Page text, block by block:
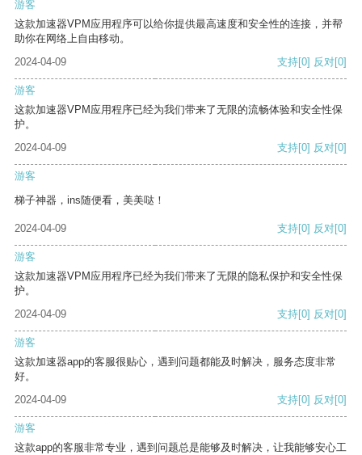
游客
这款加速器VPM应用程序可以给你提供最高速度和安全性的连接，并帮
助你在网络上自由移动。
2024-04-09
支持[0] 反对[0]
游客
这款加速器VPM应用程序已经为我们带来了无限的流畅体验和安全性保
护。
2024-04-09
支持[0] 反对[0]
游客
梯子神器，ins随便看，美美哒！
2024-04-09 支持[0] 反对[0]
游客
这款加速器VPM应用程序已经为我们带来了无限的隐私保护和安全性保
护。
2024-04-09
支持[0] 反对[0]
游客
这款加速器app的客服很贴心，遇到问题都能及时解决，服务态度非常
好。
2024-04-09
支持[0] 反对[0]
游客
这款app的客服非常专业，遇到问题总是能够及时解决，让我能够安心工